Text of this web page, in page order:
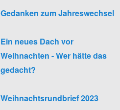
Gedanken zum Jahreswechsel
Ein neues Dach vor
Weihnachten - Wer hätte das
gedacht?
Weihnachtsrundbrief 2023